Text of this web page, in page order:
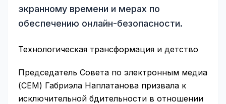
экранному времени и мерах по
обеспечению онлайн-безопасности.
Технологическая трансформация и детство
Председатель Совета по электронным медиа
(СЕМ) Габриэла Наплатанова призвала к
исключительной бдительности в отношении